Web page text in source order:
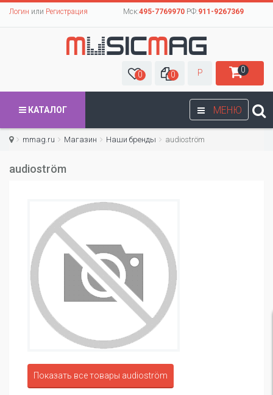
Логин или Регистрация Мск:495-7769970РФ:911-9267369
0 0 Р 0
МЕНЮ
КАТАЛОГ
mmag.ru Магазин Наши бренды audioström
audioström
Показать все товары audioström